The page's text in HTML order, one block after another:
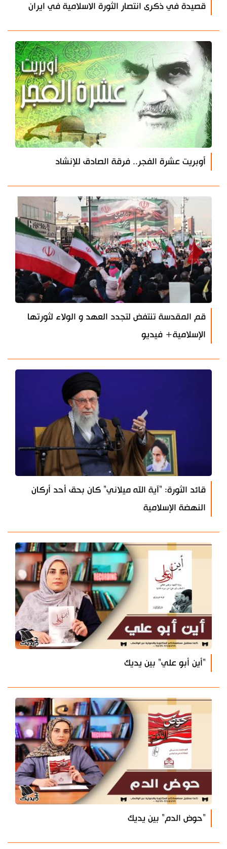
قصيدة في ذكرى انتصار الثورة الاسلامية في ايران
أوبريت عشرة الفجر.. فرقة الصادق للإنشاد
قم المقدسة تنتفض لتجدد العهد و الولاء لثورتها
الإسلامية+ فيديو
قائد الثورة: "آية الله ميلاني" كان بحق أحد أركان
النهضة الإسلامية
"أين أبو علي" بين يديك
"حوض الدم" بين يديك